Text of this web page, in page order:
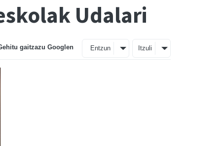
Udalari
gaitzazu Googlen Entzun Itzuli